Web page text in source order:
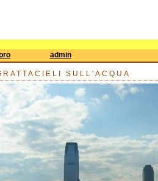
admin
SULL'ACQUA